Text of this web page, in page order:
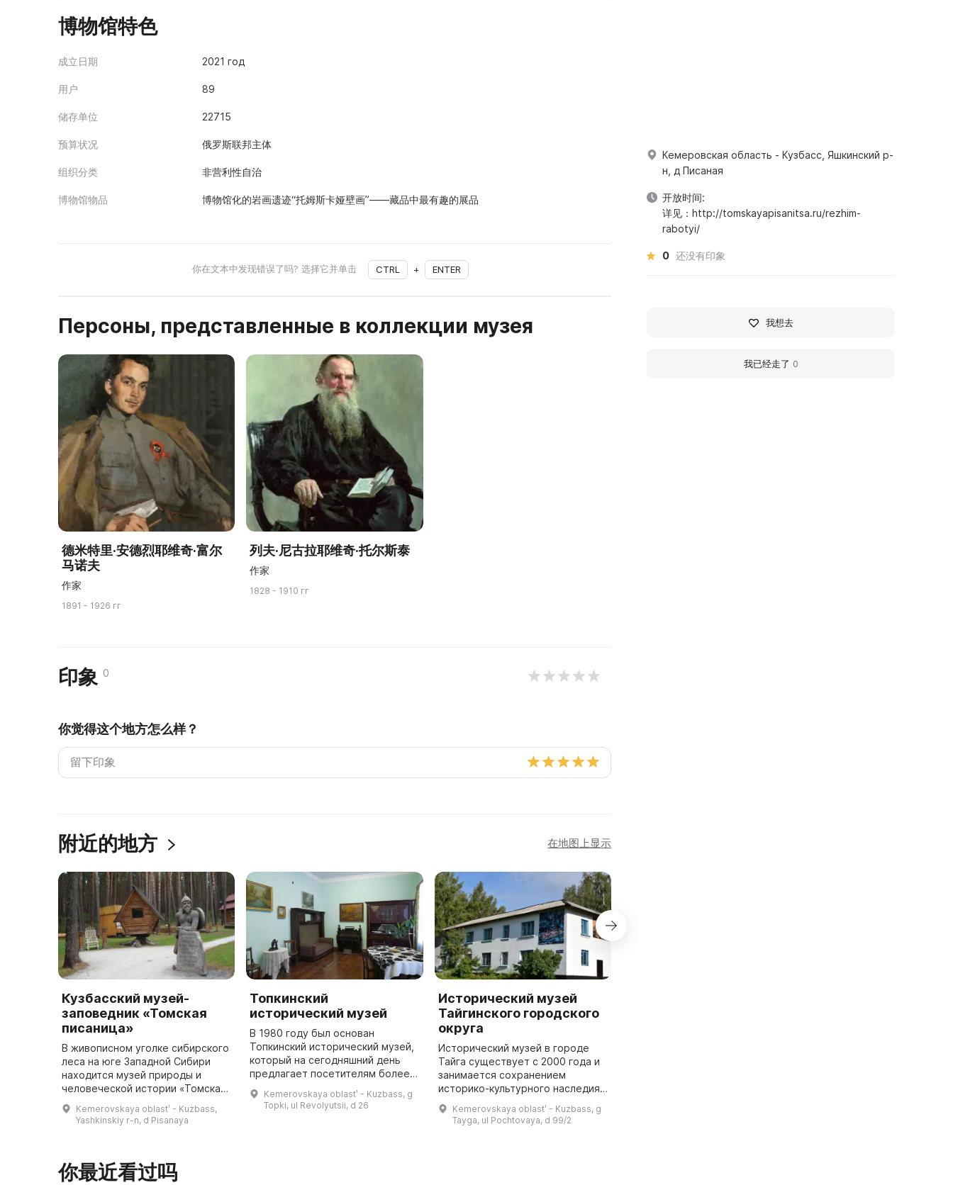
博物馆特色
成立日期 2021 год
用户 89
储存单位 22715
预算状况 俄罗斯联邦主体
组织分类 非营利性自治
博物馆物品 博物馆化的岩画遗迹“托姆斯卡娅壁画”——藏品中最有趣的展品
你在文本中发现错误了吗? 选择它并单击 CTRL + ENTER
Персоны, представленные в коллекции музея
德米特里·安德烈耶维奇·富尔
马诺夫
作家
1891 - 1926 гг
列夫·尼古拉耶维奇·托尔斯泰
作家
1828 - 1910 гг
印象 0
你觉得这个地方怎么样？
附近的地方 在地图上显示
Кузбасский музей-
заповедник «Томская
писаница»
В живописном уголке сибирского
леса на юге Западной Сибири
находится музей природы и
человеческой истории «Томская
Писаница». За последние 30 лет
он превратился в современный
Kemerovskaya oblastʹ - Kuzbass,
Yashkinskiy r-n, d Pisanaya
Топкинский
исторический музей
В 1980 году был основан
Топкинский исторический музей,
который на сегодняшний день
предлагает посетителям более
14 тысяч экспонатов. В музее
есть нумизматическая
коллекция, экспонаты Великой
Kemerovskaya oblastʹ - Kuzbass, g
Topki, ul Revolyutsii, d 26
Исторический музей
Тайгинского городского
округа
Исторический музей в городе
Тайга существует с 2000 года и
занимается сохранением
историко-культурного наследия
города. Основными видами
деятельности музея являются
хранение, учет и научная
Kemerovskaya oblastʹ - Kuzbass, g
Tayga, ul Pochtovaya, d 99/2
你最近看过吗
Кемеровская область - Кузбасс, Яшкинский р-
н, д Писаная
开放时间:
详见：http://tomskayapisanitsa.ru/rezhim-
rabotyi/
0 还没有印象
我想去
我已经走了 0